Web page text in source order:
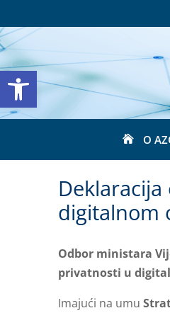
Open toolbar
 O
digitalnom
Odbor ministara
privatnosti u
Imajući na umu